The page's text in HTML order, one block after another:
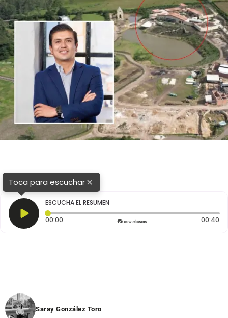
Toca para escuchar×
ESCUCHA EL RESUMEN
00:00 Tiempo transcurrido: 0 segundos 00:40
Saray González Toro